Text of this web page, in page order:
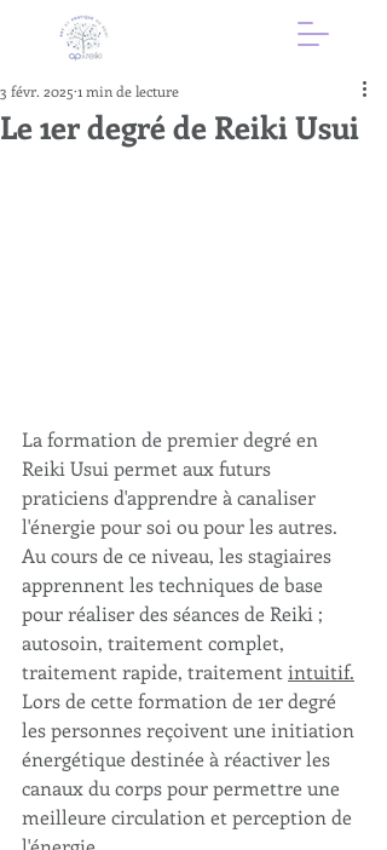
Le 1er degré de Reiki Usui
3 févr. 2025 1 min de lecture
La formation de premier degré en
Reiki Usui permet aux futurs
praticiens d'apprendre à canaliser
l'énergie pour soi ou pour les autres.
Au cours de ce niveau, les stagiaires
apprennent les techniques de base
pour réaliser des séances de Reiki ;
autosoin, traitement complet,
traitement rapide, traitement intuitif.
Lors de cette formation de 1er degré
les personnes reçoivent une initiation
énergétique destinée à réactiver les
canaux du corps pour permettre une
meilleure circulation et perception de